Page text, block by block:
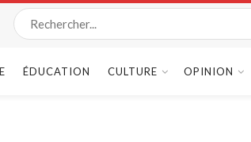
ÉDUCATION CULTURE OPINION